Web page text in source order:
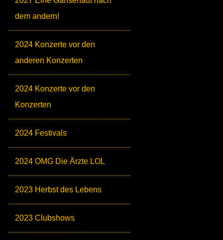
dem andern!
2024 Konzerte vor den
anderen Konzerten
2024 Konzerte vor den
Konzerten
2024 Festivals
2024 OMG Die Ärzte LOL
2023 Herbst des Lebens
2023 Clubshows